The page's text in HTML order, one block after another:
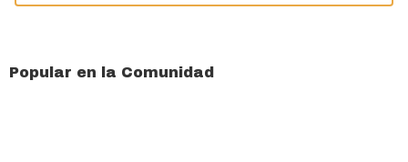
Popular en la Comunidad